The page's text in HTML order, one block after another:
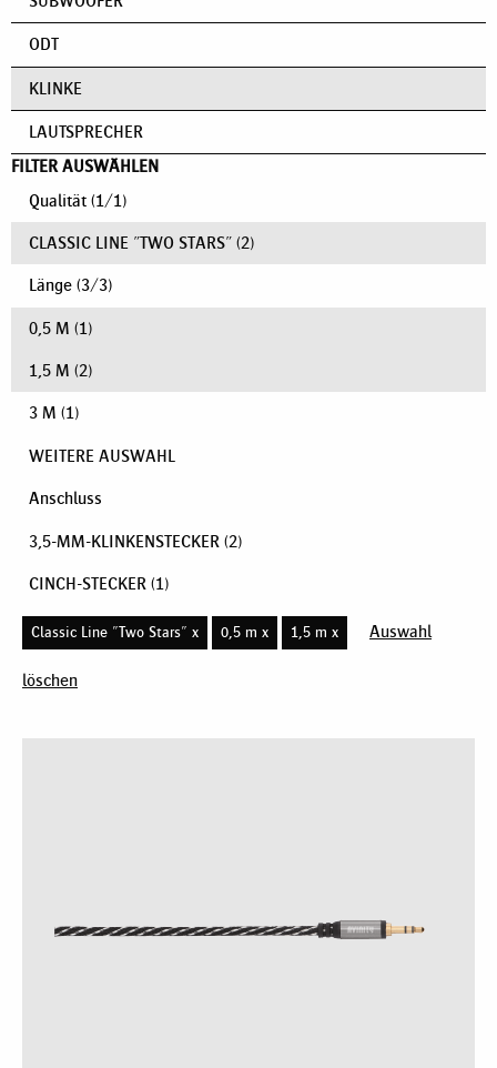
ODT
KLINKE
LAUTSPRECHER
FILTER AUSWÄHLEN
Qualität (1/1)
CLASSIC LINE "TWO STARS" (2)
Länge (3/3)
0,5 M (1)
1,5 M (2)
3 M (1)
WEITERE AUSWAHL
Anschluss
3,5-MM-KLINKENSTECKER (2)
CINCH-STECKER (1)
Classic Line "Two Stars" x 0,5 m x 1,5 m x Auswahl
löschen